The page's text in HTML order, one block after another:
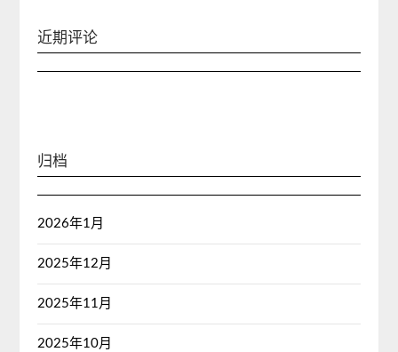
近期评论
归档
2026年1月
2025年12月
2025年11月
2025年10月